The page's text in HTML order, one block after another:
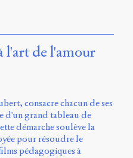
l'art de l'amour
consacre chacun de ses
d'un grand tableau de
démarche soulève la
pour résoudre le
pédagogiques à